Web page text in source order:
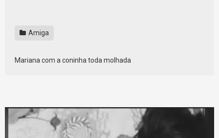
Amiga
Mariana com a coninha toda molhada